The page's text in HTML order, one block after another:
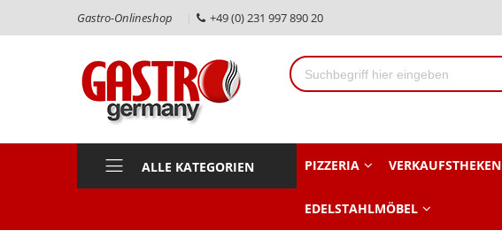
Gastro-Onlineshop +49 (0) 231 997 890 20
ALLE KATEGORIEN PIZZERIA VERKAUFSTHEKEN
EDELSTAHLMÖBEL